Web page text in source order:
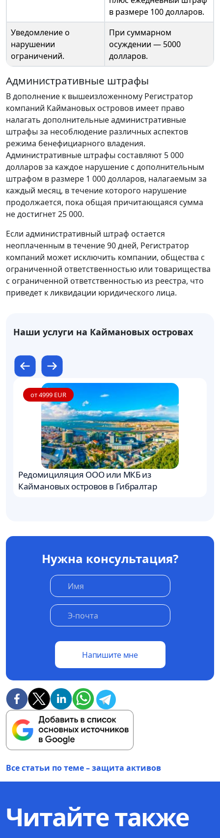
в размере 100 долларов.
Уведомление о
нарушении
ограничений.
При суммарном
осуждении — 5000
долларов.
Административные штрафы
В дополнение к вышеизложенному Регистратор
компаний Каймановых островов имеет право
налагать дополнительные административные
штрафы за несоблюдение различных аспектов
режима бенефициарного владения.
Административные штрафы составляют 5 000
долларов за каждое нарушение с дополнительным
штрафом в размере 1 000 долларов, налагаемым за
каждый месяц, в течение которого нарушение
продолжается, пока общая причитающаяся сумма
не достигнет 25 000.
Если административный штраф остается
неоплаченным в течение 90 дней, Регистратор
компаний может исключить компании, общества с
ограниченной ответственностью или товарищества
с ограниченной ответственностью из реестра, что
приведет к ликвидации юридического лица.
Наши услуги на Каймановых островах
от 4999 EUR
Редомициляция ООО или МКБ из
Каймановых островов в Гибралтар
Нужна консультация?
Напишите мне
Все статьи по теме – защита активов
Читайте также